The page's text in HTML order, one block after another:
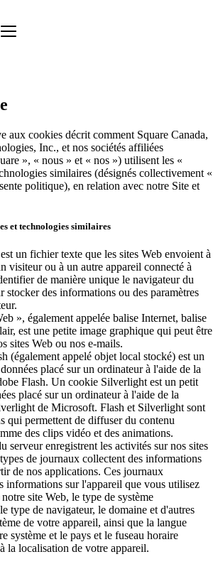
Open menu
et boissons
aux cookies décrit comment Square Canada,
Inc., et nos sociétés affiliées
», « nous » et « nos ») utilisent les «
similaires (désignés collectivement «
politique), en relation avec notre Site et
et technologies similaires
un fichier texte que les sites Web envoient à
visiteur ou à un autre appareil connecté à
de manière unique le navigateur du
stocker des informations ou des paramètres
», également appelée balise Internet, balise
est une petite image graphique qui peut être
sites Web ou nos e-mails.
(également appelé objet local stocké) est un
placé sur un ordinateur à l'aide de la
Flash. Un cookie Silverlight est un petit
placé sur un ordinateur à l'aide de la
de Microsoft. Flash et Silverlight sont
qui permettent de diffuser du contenu
des clips vidéo et des animations.
serveur enregistrent les activités sur nos sites
de journaux collectent des informations
de nos applications. Ces journaux
informations sur l'appareil que vous utilisez
site Web, le type de système
type de navigateur, le domaine et d'autres
de votre appareil, ainsi que la langue
système et le pays et le fuseau horaire
la localisation de votre appareil.